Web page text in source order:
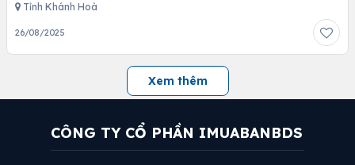
Tỉnh Khánh Hoà
26/08/2025
Xem thêm
CÔNG TY CỔ PHẦN IMUABANBDS